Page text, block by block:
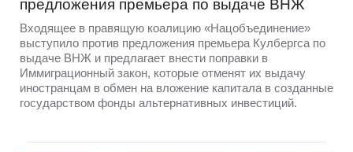
предложения премьера по выдаче ВНЖ
Входящее в правящую коалицию «Нацобъединение»
выступило против предложения премьера Кулбергса по
выдаче ВНЖ и предлагает внести поправки в
Иммиграционный закон, которые отменят их выдачу
иностранцам в обмен на вложение капитала в созданные
государством фонды альтернативных инвестиций.